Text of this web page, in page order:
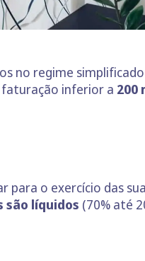
regime
inferior a 200
o exercício das
são líquidos (70% até